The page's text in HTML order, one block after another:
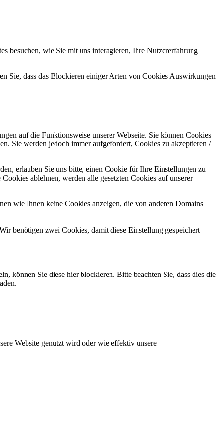
besuchen, wie Sie mit uns interagieren, Ihre Nutzererfahrung
Sie, dass das Blockieren einiger Arten von Cookies Auswirkungen
auf die Funktionsweise unserer Webseite. Sie können Cookies
Sie werden jedoch immer aufgefordert, Cookies zu akzeptieren /
erlauben Sie uns bitte, einen Cookie für Ihre Einstellungen zu
ablehnen, werden alle gesetzten Cookies auf unserer
wie Ihnen keine Cookies anzeigen, die von anderen Domains
benötigen zwei Cookies, damit diese Einstellung gespeichert
können Sie diese hier blockieren. Bitte beachten Sie, dass dies die
Website genutzt wird oder wie effektiv unsere